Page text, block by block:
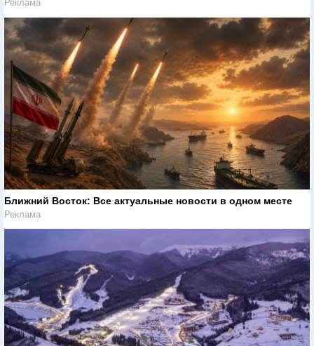
Реклама
Ближний Восток: Все актуальные новости в одном месте
Реклама